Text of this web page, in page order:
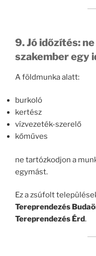
9. Jó időzítés:
szakember egy
A földmunka alatt:
burkoló
kertész
vízvezeték-szerelő
kőműves
ne tartózkodjon a
egymást.
Ez a zsúfolt
Tereprendezés
Tereprendezés Érd.